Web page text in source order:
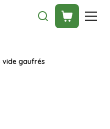
vide gaufrés